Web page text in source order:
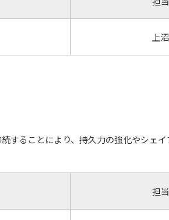
上沼
することにより、持久力の強化やシェ
担当
to